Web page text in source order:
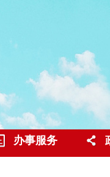
办事服务